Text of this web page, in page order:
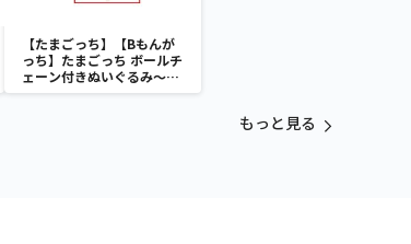
【たまごっち】【Bもんが
っち】たまごっち ボールチ
ェーン付きぬいぐるみ～
Tamagotchi Paradise～
もっと見る